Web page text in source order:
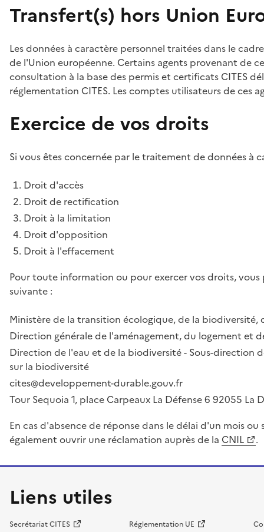
Transfert(s) hors Union
Les données à caractère personnel traitées dans le
de l'Union européenne. Certains agents provenant de
consultation à la base des permis et certificats CITES
réglementation CITES. Les comptes utilisateurs de ces
Exercice de vos droits
Si vous êtes concernée par le traitement de données à
Droit d'accès
Droit de rectification
Droit à la limitation
Droit d'opposition
Droit à l'effacement
Pour toute information ou pour exercer vos droits,
suivante :
Ministère de la transition écologique, de la biodiversité,
Direction générale de l'aménagement, du logement et
Direction de l'eau et de la biodiversité - Sous-direction
sur la biodiversité
cites@developpement-durable.gouv.fr
Tour Sequoia 1, place Carpeaux La Défense 6 92055 La
En cas d'absence de réponse dans le délai d'un mois
également ouvrir une réclamation auprès de la CNIL .
Liens utiles
Secrétariat CITES Réglementation UE